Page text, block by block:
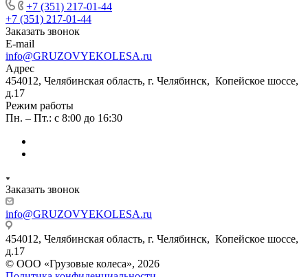
+7 (351) 217-01-44
+7 (351) 217-01-44
Заказать звонок
E-mail
info@GRUZOVYEKOLESA.ru
Адрес
454012, Челябинская область, г. Челябинск, Копейское шоссе,
д.17
Режим работы
Пн. – Пт.: с 8:00 до 16:30
Заказать звонок
info@GRUZOVYEKOLESA.ru
454012, Челябинская область, г. Челябинск, Копейское шоссе,
д.17
© ООО «Грузовые колеса», 2026